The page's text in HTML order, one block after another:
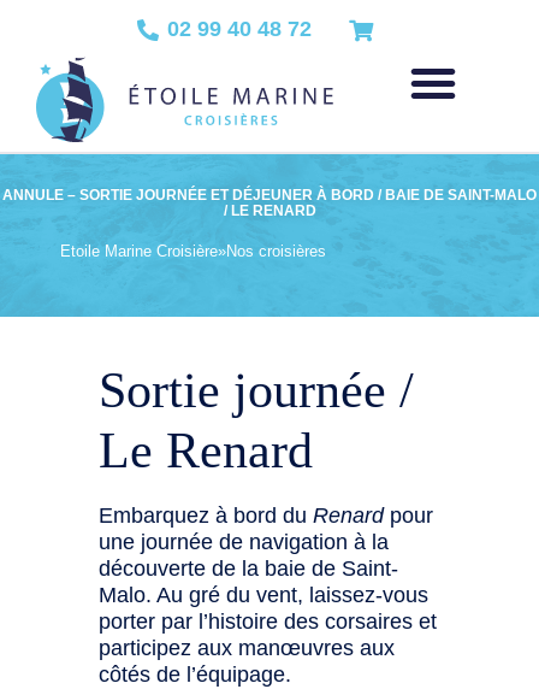
02 99 40 48 72
ANNULE – SORTIE JOURNÉE ET DÉJEUNER À BORD / BAIE DE SAINT-MALO
/ LE RENARD
Etoile Marine Croisière»Nos croisières
Sortie journée /
Le Renard
Embarquez à bord duRenardpour
une journée de navigation à la
découverte de la baie de Saint-
Malo. Au gré du vent, laissez-vous
porter par l’histoire des corsaires et
participez aux manœuvres aux
côtés de l’équipage.